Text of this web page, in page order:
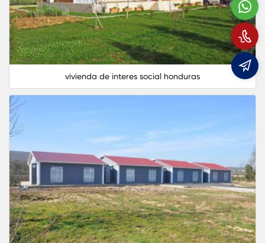
vivienda de interes social honduras